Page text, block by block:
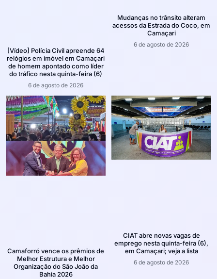
[Vídeo] Polícia Civil apreende 64
relógios em imóvel em Camaçari
de homem apontado como líder
do tráfico nesta quinta-feira (6)
6 de agosto de 2026
Mudanças no trânsito alteram
acessos da Estrada do Coco, em
Camaçari
6 de agosto de 2026
Camaforró vence os prêmios de
Melhor Estrutura e Melhor
Organização do São João da
Bahia 2026
CIAT abre novas vagas de
emprego nesta quinta-feira (6),
em Camaçari; veja a lista
6 de agosto de 2026